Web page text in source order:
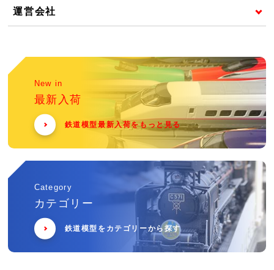
運営会社
New in
最新入荷
鉄道模型最新入荷をもっと見る
Category
カテゴリー
鉄道模型をカテゴリーから探す